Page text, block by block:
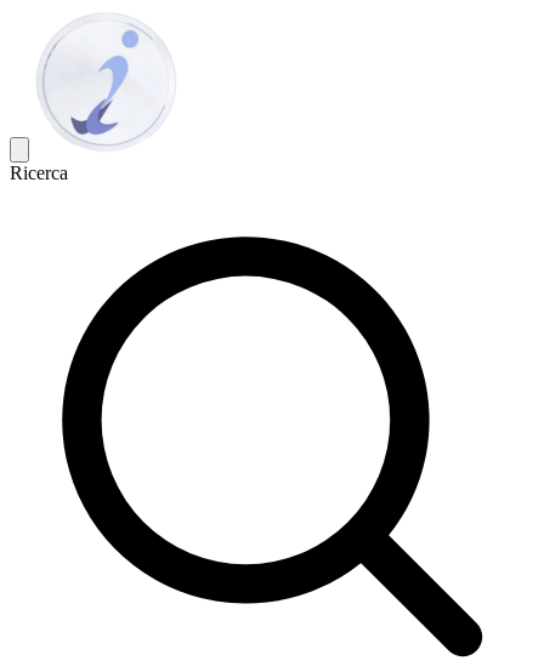
Ricerca